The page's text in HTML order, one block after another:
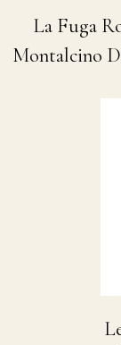
La Fuga
Montalcino